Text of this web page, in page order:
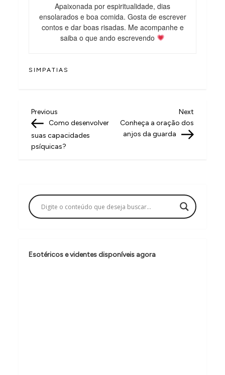
Apaixonada por espiritualidade, dias
ensolarados e boa comida. Gosta de escrever
contos e dar boas risadas. Me acompanhe e
saiba o que ando escrevendo
SIMPATIAS
N
a
v
a
ç
o
d
Previous
Post
Previous
Como desenvolver
suas capacidades
psíquicas?
Next
Post
Next
Conheça a oração dos
anjos da guarda
Esotéricos e videntes disponíveis agora